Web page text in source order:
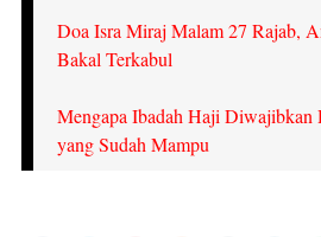
Doa Isra Miraj Malam 27 Rajab,
Bakal Terkabul
Mengapa Ibadah Haji Diwajibkan
yang Sudah Mampu